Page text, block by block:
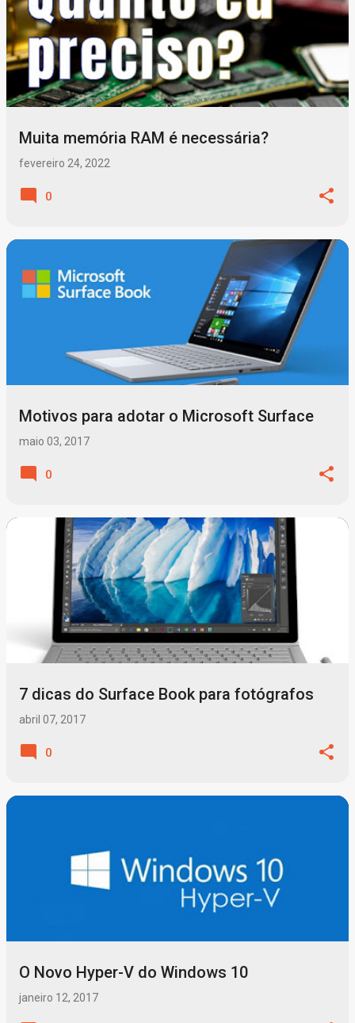
Muita memória RAM é necessária?
fevereiro 24, 2022
0
Motivos para adotar o Microsoft Surface
maio 03, 2017
0
7 dicas do Surface Book para fotógrafos
abril 07, 2017
0
O Novo Hyper-V do Windows 10
janeiro 12, 2017